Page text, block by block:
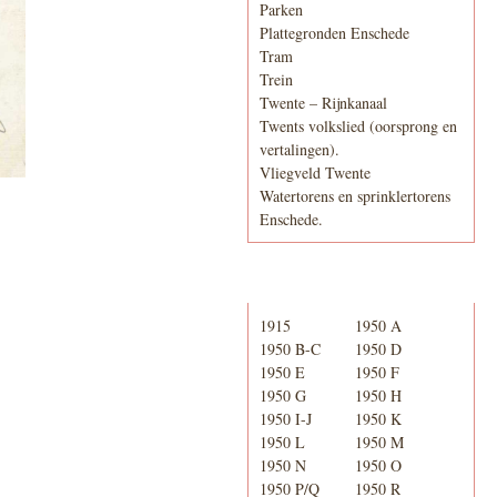
Parken
Plattegronden Enschede
Tram
Trein
Twente – Rijnkanaal
Twents volkslied (oorsprong en
vertalingen).
Vliegveld Twente
Watertorens en sprinklertorens
Enschede.
1915
1950 A
1950 B-C
1950 D
1950 E
1950 F
1950 G
1950 H
1950 I-J
1950 K
1950 L
1950 M
1950 N
1950 O
1950 P/Q
1950 R